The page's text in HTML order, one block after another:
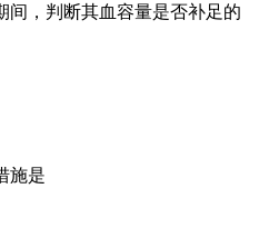
间，判断其血容量是否补足的
施是